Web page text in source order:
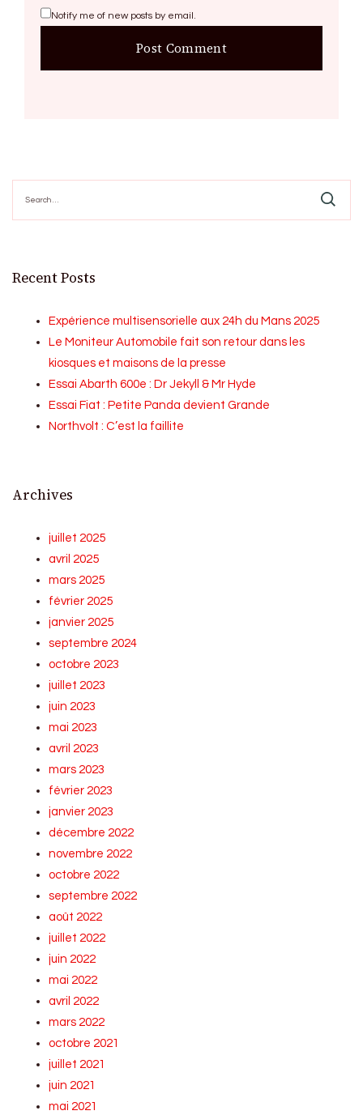
Notify me of new posts by email.
for:
Recent Posts
Expérience multisensorielle aux 24h du Mans 2025
Le Moniteur Automobile fait son retour dans les
kiosques et maisons de la presse
Essai Abarth 600e : Dr Jekyll & Mr Hyde
Essai Fiat : Petite Panda devient Grande
Northvolt : C’est la faillite
Archives
juillet 2025
avril 2025
mars 2025
février 2025
janvier 2025
septembre 2024
octobre 2023
juillet 2023
juin 2023
mai 2023
avril 2023
mars 2023
février 2023
janvier 2023
décembre 2022
novembre 2022
octobre 2022
septembre 2022
août 2022
juillet 2022
juin 2022
mai 2022
avril 2022
mars 2022
octobre 2021
juillet 2021
juin 2021
mai 2021